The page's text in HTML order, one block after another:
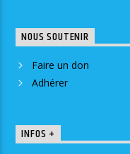
NOUS SOUTENIR
Faire un don
Adhérer
INFOS +